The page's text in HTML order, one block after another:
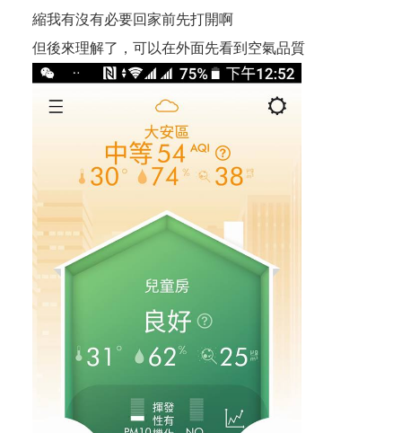
縮我有沒有必要回家前先打開啊
但後來理解了，可以在外面先看到空氣品質